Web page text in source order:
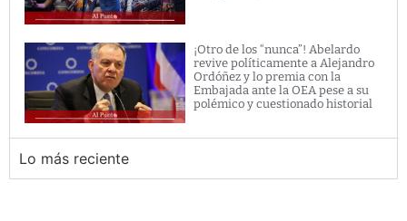
¡Otro de los “nunca”! Abelardo
revive políticamente a Alejandro
Ordóñez y lo premia con la
Embajada ante la OEA pese a su
polémico y cuestionado historial
Lo más reciente